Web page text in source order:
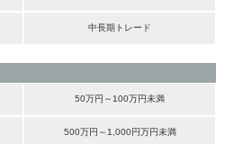
中長期トレード
50万円～100万円未満
500万円～1,000円万円未満